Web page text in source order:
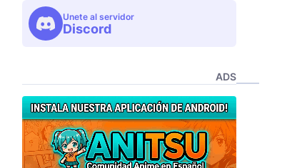
Unete al servidor
Discord
ADS